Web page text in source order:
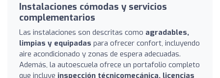
Instalaciones cómodas y servicios
complementarios
Las instalaciones son descritas como agradables,
limpias y equipadas para ofrecer confort, incluyendo
aire acondicionado y zonas de espera adecuadas.
Además, la autoescuela ofrece un portafolio completo
que incluye inspección técnicomecánica, licencias